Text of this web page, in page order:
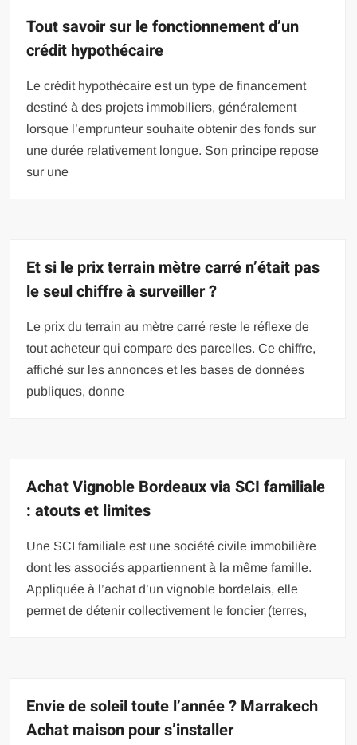
Tout savoir sur le fonctionnement d’un
crédit hypothécaire
Le crédit hypothécaire est un type de financement
destiné à des projets immobiliers, généralement
lorsque l’emprunteur souhaite obtenir des fonds sur
une durée relativement longue. Son principe repose
sur une
Et si le prix terrain mètre carré n’était pas
le seul chiffre à surveiller ?
Le prix du terrain au mètre carré reste le réflexe de
tout acheteur qui compare des parcelles. Ce chiffre,
affiché sur les annonces et les bases de données
publiques, donne
Achat Vignoble Bordeaux via SCI familiale
: atouts et limites
Une SCI familiale est une société civile immobilière
dont les associés appartiennent à la même famille.
Appliquée à l’achat d’un vignoble bordelais, elle
permet de détenir collectivement le foncier (terres,
Envie de soleil toute l’année ? Marrakech
Achat maison pour s’installer